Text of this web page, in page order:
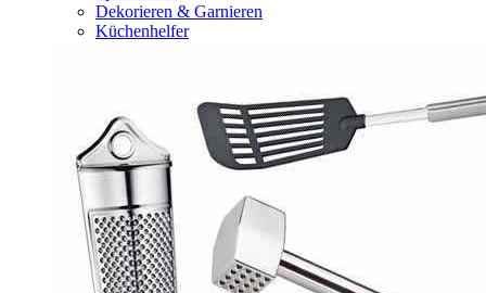
Dekorieren & Garnieren
Küchenhelfer